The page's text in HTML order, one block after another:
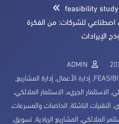
feasibility study
للشركات: من الفكرة
الإيرادات
ADMIN
, إدارة الأعمال, إدارة المشاريع,
, الاستثمار الجريء, الاستثمار الملائكي,
, التقنيات الناشئة, الحاضنات والمسرعات,
الملائكي, المشاريع الريادية, تسويق,